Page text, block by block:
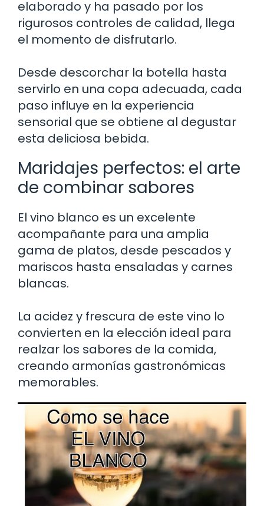
elaborado y ha pasado por los
rigurosos controles de calidad, llega
el momento de disfrutarlo.
Desde descorchar la botella hasta
servirlo en una copa adecuada, cada
paso influye en la experiencia
sensorial que se obtiene al degustar
esta deliciosa bebida.
Maridajes perfectos: el arte
de combinar sabores
El vino blanco es un excelente
acompañante para una amplia
gama de platos, desde pescados y
mariscos hasta ensaladas y carnes
blancas.
La acidez y frescura de este vino lo
convierten en la elección ideal para
realzar los sabores de la comida,
creando armonías gastronómicas
memorables.